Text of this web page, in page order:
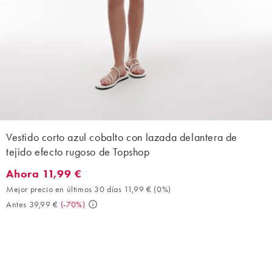
Vestido corto azul cobalto con lazada delantera de
tejido efecto rugoso de Topshop
Ahora 11,99 €. Mejor precio en últimos 30 días 11,99 € (0%).
Ahora 11,99 €
Mejor precio en últimos 30 días 11,99 € (0%)
Antes 39,99 € (-70%)